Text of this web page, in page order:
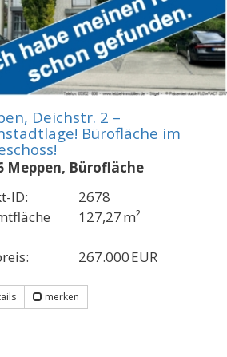
Deichstr. 2 –
Bürofläche im
Meppen, Bürofläche
ID:
2678
127,27 m²
267.000 EUR
merken